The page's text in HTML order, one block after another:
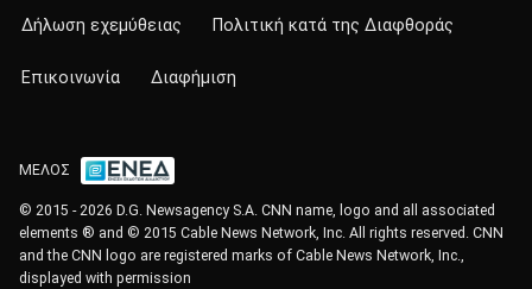
Δήλωση εχεμύθειας Πολιτική κατά της Διαφθοράς
Επικοινωνία Διαφήμιση
ΜΕΛΟΣ
© 2015 - 2026 D.G. Newsagency S.A. CNN name, logo and all associated
elements ® and © 2015 Cable News Network, Inc. All rights reserved. CNN
and the CNN logo are registered marks of Cable News Network, Inc.,
displayed with permission